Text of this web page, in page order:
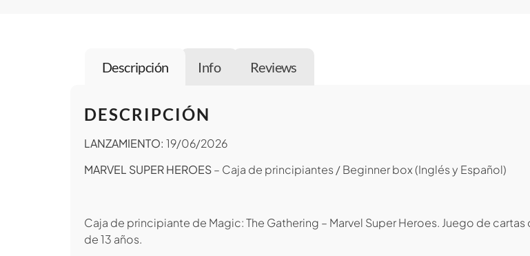
Descripción Info Reviews
DESCRIPCIÓN
LANZAMIENTO: 19/06/2026
MARVEL SUPER HEROES– Caja de principiantes / Beginner box (Inglés y Español)
Caja de principiante de Magic: The Gathering – Marvel Super Heroes. Juego de
de 13 años.